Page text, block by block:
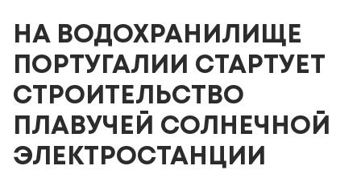
НА ВОДОХРАНИЛИЩЕ
ПОРТУГАЛИИ СТАРТУЕТ
СТРОИТЕЛЬСТВО
ПЛАВУЧЕЙ СОЛНЕЧНОЙ
ЭЛЕКТРОСТАНЦИИ